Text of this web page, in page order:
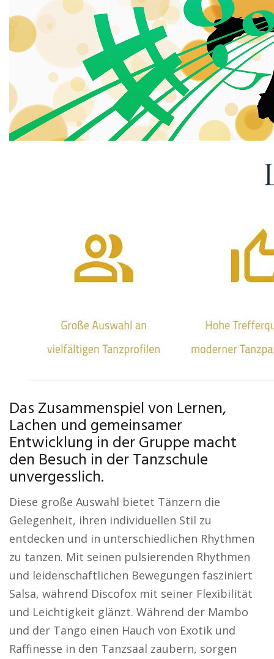
Das Zusammenspiel von Lernen,
Lachen und gemeinsamer
Entwicklung in der Gruppe macht
den Besuch in der Tanzschule
unvergesslich.
Diese große Auswahl bietet Tänzern die
Gelegenheit, ihren individuellen Stil zu
entdecken und in unterschiedlichen Rhythmen
zu tanzen. Mit seinen pulsierenden Rhythmen
und leidenschaftlichen Bewegungen fasziniert
Salsa, während Discofox mit seiner Flexibilität
und Leichtigkeit glänzt. Während der Mambo
und der Tango einen Hauch von Exotik und
Raffinesse in den Tanzsaal zaubern, sorgen